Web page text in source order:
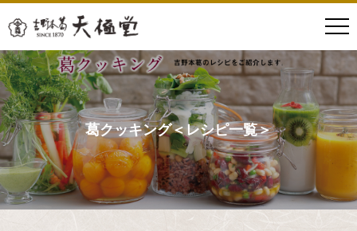
葛クッキング＜レシピ一覧＞